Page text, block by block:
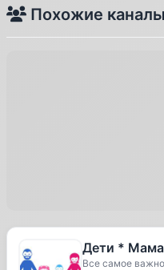
Похожие
Дети *
Все самое